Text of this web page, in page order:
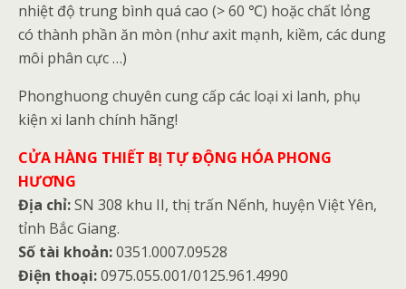
nhiệt độ trung bình quá cao (> 60 ℃) hoặc chất lỏng
có thành phần ăn mòn (như axit mạnh, kiềm, các dung
môi phân cực …)
Phonghuong chuyên cung cấp các loại xi lanh, phụ
kiện xi lanh chính hãng!
CỬA HÀNG THIẾT BỊ TỰ ĐỘNG HÓA PHONG
HƯƠNG
Địa chỉ:SN 308 khu II, thị trấn Nếnh, huyện Việt Yên,
tỉnh Bắc Giang.
Số tài khoản:0351.0007.09528
Điện thoại:0975.055.001/0125.961.4990